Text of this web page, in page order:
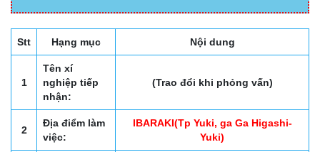
Stt Hạng mục Nội dung
1
Tên xí
nghiệp tiếp
nhận:
(Trao đổi khi phỏng vấn)
2
Địa điểm làm
việc:
IBARAKI(Tp Yuki, ga Ga Higashi-
Yuki)